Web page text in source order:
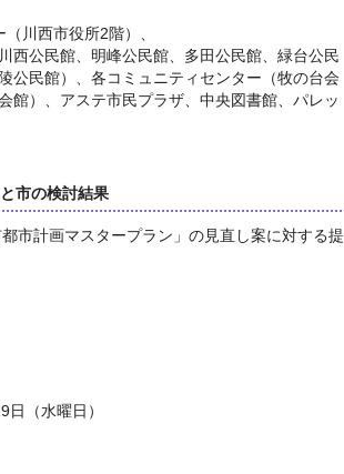
川西市役所2階）、
西公民館、明峰公民館、多田公民館、緑台公民
公民館）、各コミュニティセンター（牧の台会
館）、アステ市民プラザ、中央図書館、パレッ
市の検討結果
市計画マスタープラン」の見直し案に対する提
（水曜日）